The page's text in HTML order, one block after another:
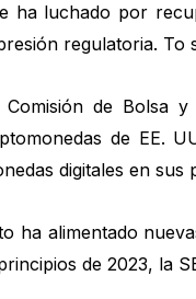
ha luchado por
regulatoria. To
Comisión de Bolsa
de EE.
digitales en
ha alimentado
de 2023, la